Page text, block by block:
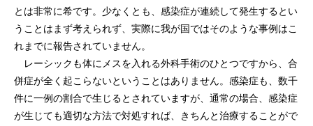
とは非常に希です。少なくとも、感染症が連続して発生するとい
うことはまず考えられず、実際に我が国ではそのような事例はこ
れまでに報告されていません。
レーシックも体にメスを入れる外科手術のひとつですから、合
併症が全く起こらないということはありません。感染症も、数千
件に一例の割合で生じるとされていますが、通常の場合、感染症
が生じても適切な方法で対処すれば、きちんと治療することがで